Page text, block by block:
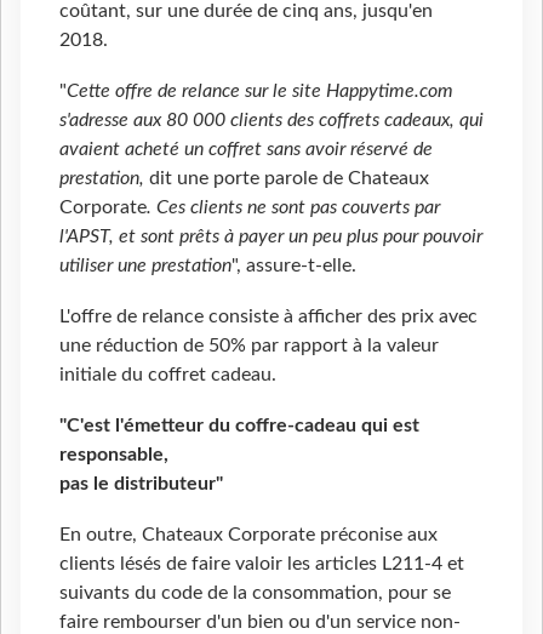
coûtant, sur une durée de cinq ans, jusqu'en
2018.
"Cette offre de relance sur le site Happytime.com
s'adresse aux 80 000 clients des coffrets cadeaux, qui
avaient acheté un coffret sans avoir réservé de
prestation, dit une porte parole de Chateaux
Corporate. Ces clients ne sont pas couverts par
l'APST, et sont prêts à payer un peu plus pour pouvoir
utiliser une prestation", assure-t-elle.
L'offre de relance consiste à afficher des prix avec
une réduction de 50% par rapport à la valeur
initiale du coffret cadeau.
"C'est l'émetteur du coffre-cadeau qui est
responsable,
pas le distributeur"
En outre, Chateaux Corporate préconise aux
clients lésés de faire valoir les articles L211-4 et
suivants du code de la consommation, pour se
faire rembourser d'un bien ou d'un service non-